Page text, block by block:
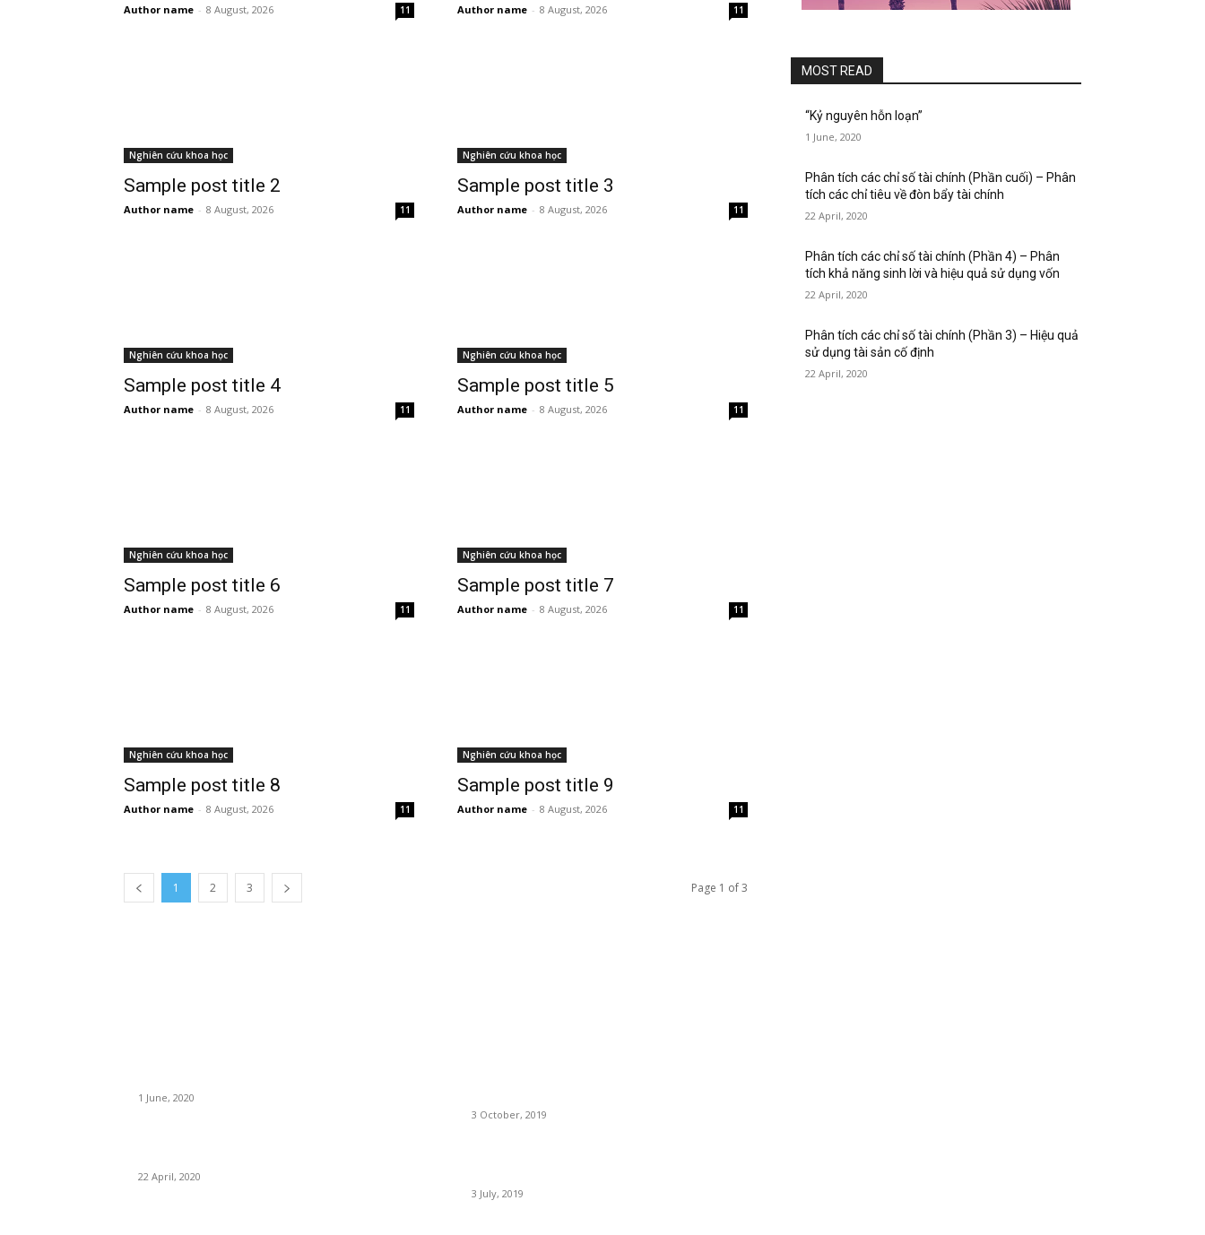
Author name - 8 August, 2026 11 Author name - 8 August, 2026 11
Nghiên cứu khoa học
Sample post title 2
Author name - 8 August, 2026 11
Nghiên cứu khoa học
Sample post title 3
Author name - 8 August, 2026 11
Nghiên cứu khoa học
Sample post title 4
Author name - 8 August, 2026 11
Nghiên cứu khoa học
Sample post title 5
Author name - 8 August, 2026 11
Nghiên cứu khoa học
Sample post title 6
Author name - 8 August, 2026 11
Nghiên cứu khoa học
Sample post title 7
Author name - 8 August, 2026 11
Nghiên cứu khoa học
Sample post title 8
Author name - 8 August, 2026 11
Nghiên cứu khoa học
Sample post title 9
Author name - 8 August, 2026 11
1 2 3 Page 1 of 3
MOST READ
“Kỷ nguyên hỗn loạn”
1 June, 2020
Phân tích các chỉ số tài chính (Phần cuối) – Phân
tích các chỉ tiêu về đòn bẩy tài chính
22 April, 2020
Phân tích các chỉ số tài chính (Phần 4) – Phân
tích khả năng sinh lời và hiệu quả sử dụng vốn
22 April, 2020
Phân tích các chỉ số tài chính (Phần 3) – Hiệu quả
sử dụng tài sản cố định
22 April, 2020
1 June, 2020
22 April, 2020
3 October, 2019
3 July, 2019